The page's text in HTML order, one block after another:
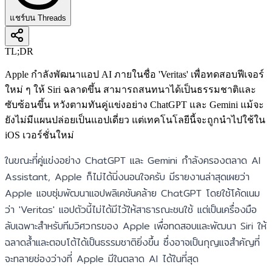
แชร์บน Threads
TL;DR
Apple กำลังพัฒนาแอป AI ภายในชื่อ 'Veritas' เพื่อทดสอบฟีเจอร์
ใหม่ ๆ ให้ Siri ฉลาดขึ้น สามารถสนทนาได้เป็นธรรมชาติและ
ซับซ้อนขึ้น หวังตามทันคู่แข่งอย่าง ChatGPT และ Gemini แม้จะ
ยังไม่มีแผนปล่อยเป็นแอปเดี่ยว แต่เทคโนโลยีนี้จะถูกนำไปใช้ใน
iOS เวอร์ชั่นใหม่
ในขณะที่คู่แข่งอย่าง ChatGPT และ Gemini กำลังครองตลาด AI
Assistant, Apple ก็ไม่ได้นิ่งนอนใจครับ มีรายงานล่าสุดเผยว่า
Apple แอบซุ่มพัฒนาแอปพลิเคชันคล้าย ChatGPT โดยใช้โค้ดเนม
ว่า 'Veritas' แอปตัวนี้ไม่ได้มีไว้ให้สาธารณะชนใช้ แต่เป็นเครื่องมือ
ลับเฉพาะสำหรับทีมวิศวกรของ Apple เพื่อทดสอบและพัฒนา Siri ให้
ฉลาดล้ำและตอบโต้ได้เป็นธรรมชาติยิ่งขึ้น ซึ่งอาจเป็นกุญแจสำคัญที่
จะทลายช่องว่างที่ Apple มีในตลาด AI ได้ในที่สุด